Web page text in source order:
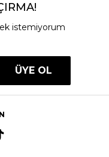
istemiyorum
ÜYE OL